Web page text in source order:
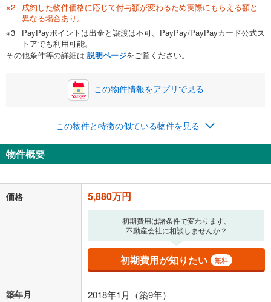
0万円 5,880万円
自己資金から住宅購入にかけられる金額を入力してくださ
い。一般的には物件価格の2割までが目安です。
閉じる
ボーナス
万円
0円
ナス時の増額分（1回分）を入力してください。
ボーナス払いの限度額は金融機関によって異なります。
閉じる
月々の返済額
上、ご自身での入力をお願いいたします。初期設定で自動入力されてい
る値は、実際の金融機関等における貸出金利とは何ら関係がなく、実際
の金融機関等における貸出金利を何ら保証するものではありません。返
済方法「元利均等返済」にて算出しております。入力された金利を35年
適用した場合の計算結果を表示しています。
その他月額費用や、初期費用がかかります。ご注意ください。実際にお
借り入れの際は各金融機関等に、必ずご自身でご確認をお願いいたしま
す。
条件によってお借り入れができないことがあります。
成約した物件価格に応じて付与額が変わるため実際にもらえる額と
異なる場合あり。
PayPayポイントは出金と譲渡は不可。PayPay/PayPayカード公式ス
トアでも利用可能。
その他条件等の詳細は 説明ページをご覧ください。
この物件情報をアプリで見る
この物件と特徴の似ている物件を見る
物件概要
価格 5,880万円
初期費用は諸条件で変わります。
不動産会社に相談しませんか？
初期費用が知りたい 無料
築年月 2018年1月（築9年）